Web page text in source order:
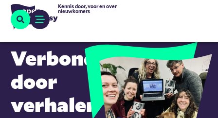
Kennis door, voor en over
nieuwkomers
Verbonden
door
verhalen